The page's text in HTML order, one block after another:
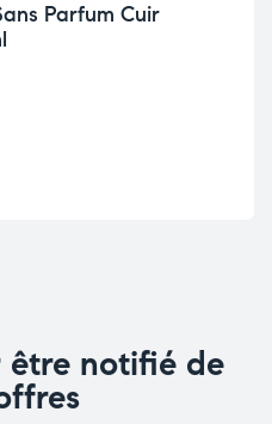
Parfum Cuir
être notifié de